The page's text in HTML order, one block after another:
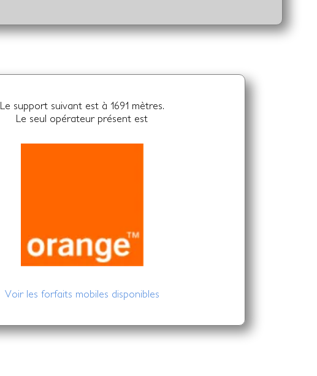
Le support suivant est à 1691 mètres.
Le seul opérateur présent est
Voir les forfaits mobiles disponibles